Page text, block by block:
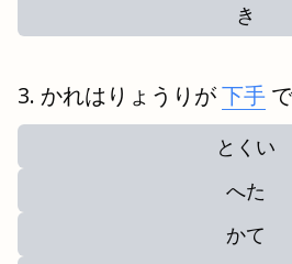
き
かれはりょうりが下手
とくい
へた
かて